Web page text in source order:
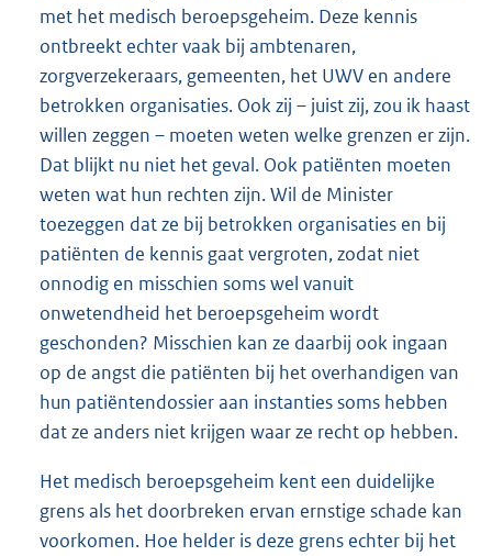
met het medisch beroepsgeheim. Deze kennis
ontbreekt echter vaak bij ambtenaren,
zorgverzekeraars, gemeenten, het UWV en andere
betrokken organisaties. Ook zij – juist zij, zou ik haast
willen zeggen – moeten weten welke grenzen er zijn.
Dat blijkt nu niet het geval. Ook patiënten moeten
weten wat hun rechten zijn. Wil de Minister
toezeggen dat ze bij betrokken organisaties en bij
patiënten de kennis gaat vergroten, zodat niet
onnodig en misschien soms wel vanuit
onwetendheid het beroepsgeheim wordt
geschonden? Misschien kan ze daarbij ook ingaan
op de angst die patiënten bij het overhandigen van
hun patiëntendossier aan instanties soms hebben
dat ze anders niet krijgen waar ze recht op hebben.
Het medisch beroepsgeheim kent een duidelijke
grens als het doorbreken ervan ernstige schade kan
voorkomen. Hoe helder is deze grens echter bij het